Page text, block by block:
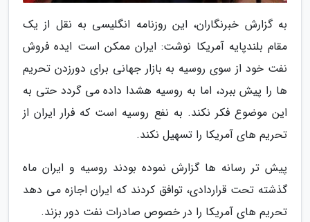
به گزارش خبرنگاران، این روزنامه انگلیسی به نقل از یک
مقام بلندپایه آمریکا نوشت: ایران ممکن است ایده فروش
نفت خود از سوی روسیه به بازار جهانی برای دورزدن تحریم
ها را پیش ببرد، اما به روسیه هشدا داده می گردد حتی به
این موضوع فکر نکند. به نفع روسیه است که فرار ایران از
تحریم های آمریکا را تسهیل نکند.
پیش تر رسانه ها گزارش نموده بودند روسیه و ایران ماه
گذشته تحت قراردادی، توافق کردند که ایران اجازه می دهد
تحریم های آمریکا را در خصوص صادرات نفت دور بزند.